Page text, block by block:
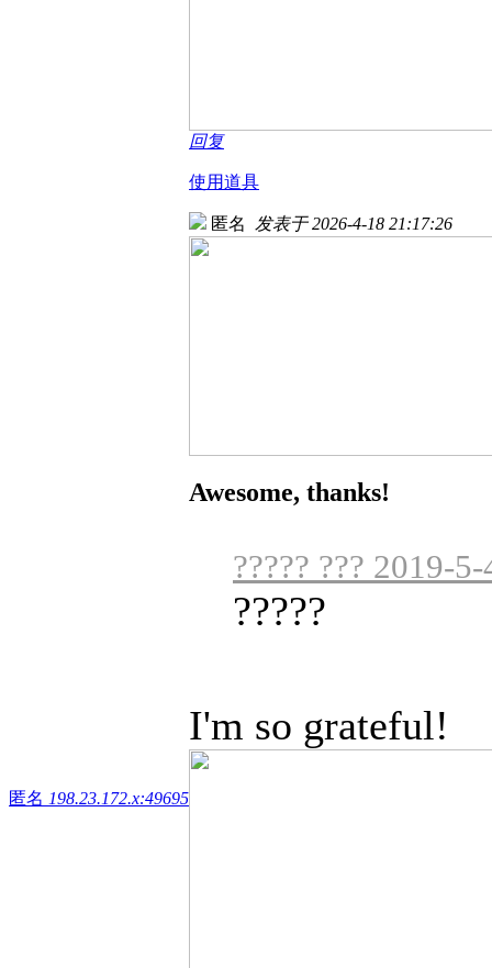
回复
使用道具
匿名 198.23.172.x:49695
匿名 发表于 2026-4-18 21:17:26
Awesome, thanks!
????? ??? 2019-
?????
I'm so grateful!